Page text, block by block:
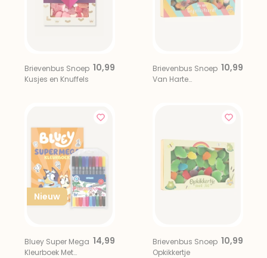
Brievenbus Snoep
Kusjes en Knuffels
10,99
Brievenbus Snoep
Van Harte
10,99
Nieuw
Bluey Super Mega
Kleurboek Met
14,99
Brievenbus Snoep
Opkikkertje
10,99